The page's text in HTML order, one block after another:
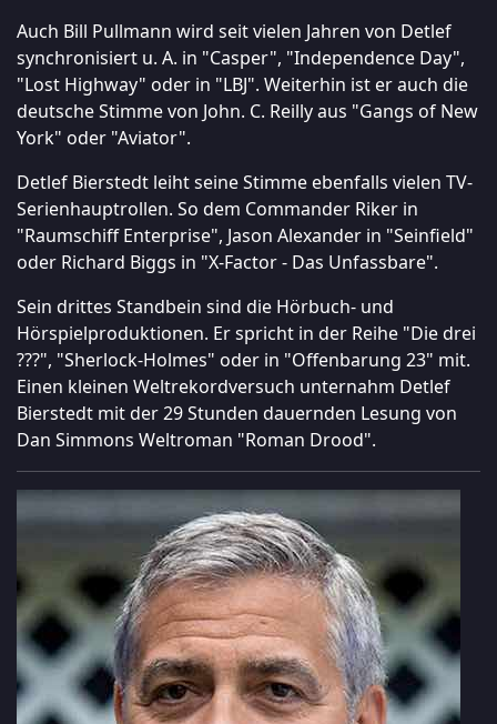
Auch Bill Pullmann wird seit vielen Jahren von Detlef
synchronisiert u. A. in "Casper", "Independence Day",
"Lost Highway" oder in "LBJ". Weiterhin ist er auch die
deutsche Stimme von John. C. Reilly aus "Gangs of New
York" oder "Aviator".
Detlef Bierstedt leiht seine Stimme ebenfalls vielen TV-
Serienhauptrollen. So dem Commander Riker in
"Raumschiff Enterprise", Jason Alexander in "Seinfield"
oder Richard Biggs in "X-Factor - Das Unfassbare".
Sein drittes Standbein sind die Hörbuch- und
Hörspielproduktionen. Er spricht in der Reihe "Die drei
???", "Sherlock-Holmes" oder in "Offenbarung 23" mit.
Einen kleinen Weltrekordversuch unternahm Detlef
Bierstedt mit der 29 Stunden dauernden Lesung von
Dan Simmons Weltroman "Roman Drood".